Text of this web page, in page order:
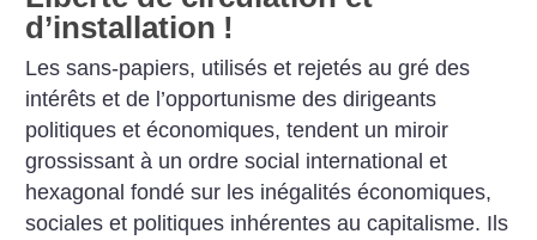
d’installation !
Les sans-papiers, utilisés et rejetés au gré des
intérêts et de l’opportunisme des dirigeants
politiques et économiques, tendent un miroir
grossissant à un ordre social international et
hexagonal fondé sur les inégalités économiques,
sociales et politiques inhérentes au capitalisme. Ils